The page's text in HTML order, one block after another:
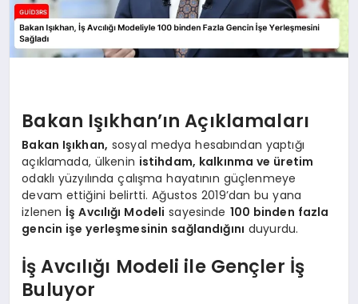
Bakan Işıkhan’ın Açıklamaları
Bakan Işıkhan, sosyal medya hesabından yaptığı
açıklamada, ülkenin istihdam, kalkınma ve üretim
odaklı yüzyılında çalışma hayatının güçlenmeye
devam ettiğini belirtti. Ağustos 2019’dan bu yana
izlenen İş Avcılığı Modeli sayesinde 100 binden fazla
gencin işe yerleşmesinin sağlandığını duyurdu.
İş Avcılığı Modeli ile Gençler İş
Buluyor